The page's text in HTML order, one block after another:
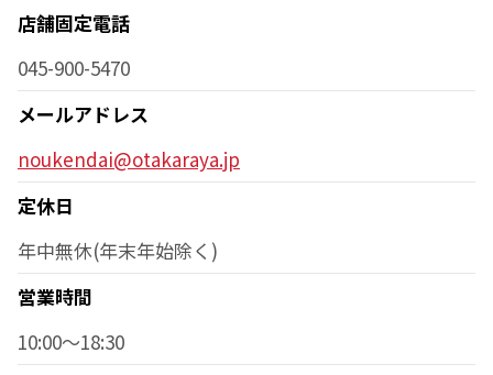
店舗固定電話
045-900-5470
メールアドレス
noukendai@otakaraya.jp
定休日
年中無休(年末年始除く)
営業時間
10:00～18:30